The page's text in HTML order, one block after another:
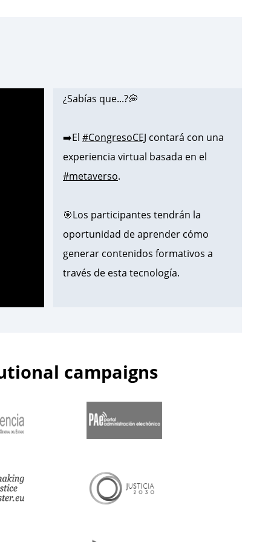
¿Sabías que...?💭
➡️El #CongresoCEJ contará con una
experiencia virtual basada en el
#metaverso.
🎯Los participantes tendrán la
oportunidad de aprender cómo
generar contenidos formativos a
través de esta tecnología.
— Centro de Estudios Jurídicos
(@cejmjusticia)June 13, 2023
📌Inicia en el#CEJla segunda edición
para la@guardiacivil
campaigns